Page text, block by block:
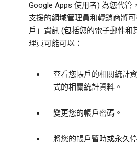
Google Apps 使用者) 為您代管
支援的網域管理員和轉銷商將
戶」資訊 (包括您的電子郵件和
理員可能可以：
查看您帳戶的相關統計
式的相關統計資料。
變更您的帳戶密碼。
將您的帳戶暫時或永久